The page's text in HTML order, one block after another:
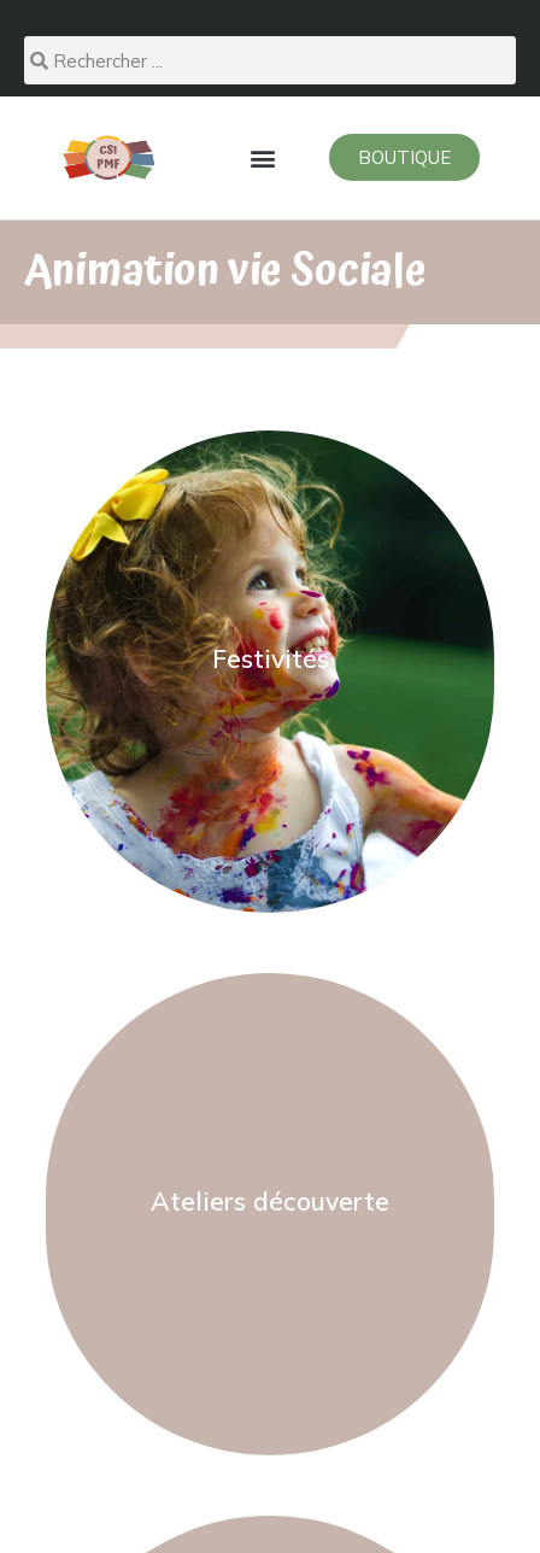
BOUTIQUE
Animation vie Sociale
Festivités
En savoir plus
Ateliers découverte
En savoir plus